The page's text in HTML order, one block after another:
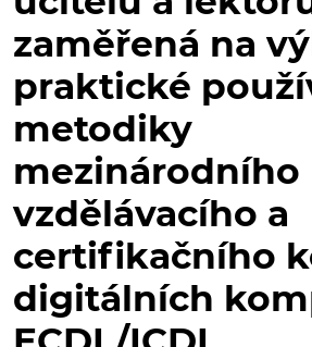
zaměřená na
praktické
metodiky
mezinárodního
vzdělávacího a
certifikačního
digitálních